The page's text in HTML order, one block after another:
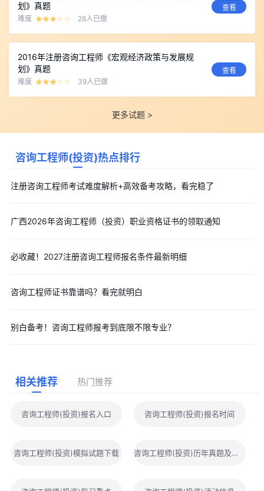
划》真题
难度 28人已做
查看
2016年注册咨询工程师《宏观经济政策与发展规
划》真题
难度 39人已做
查看
更多试题 >
咨询工程师(投资)热点排行
注册咨询工程师考试难度解析+高效备考攻略，看完稳了
广西2026年咨询工程师（投资）职业资格证书的领取通知
必收藏！2027注册咨询工程师报名条件最新明细
咨询工程师证书靠谱吗？看完就明白
别白备考！咨询工程师报考到底限不限专业？
相关推荐 热门推荐
咨询工程师(投资)报名入口 咨询工程师(投资)报名时间
咨询工程师(投资)模拟试题下载 咨询工程师(投资)历年真题及答案